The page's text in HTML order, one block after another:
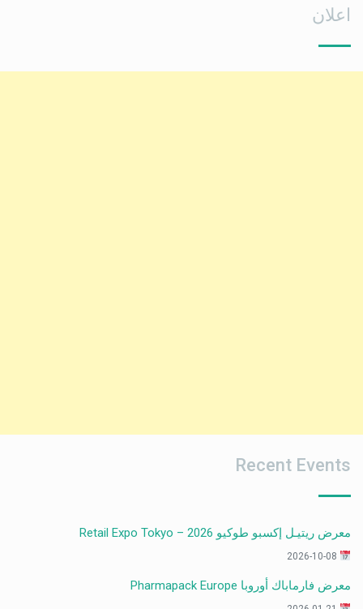
اعلان
Recent Events
معرض ريتيـل إكسبو طوكيو 2026 – Retail Expo Tokyo
معرض فارماباك أوروبا Pharmapack Europe